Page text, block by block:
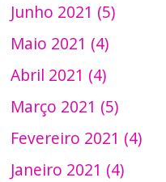
Junho 2021 (5)
Maio 2021 (4)
Abril 2021 (4)
Março 2021 (5)
Fevereiro 2021 (4)
Janeiro 2021 (4)